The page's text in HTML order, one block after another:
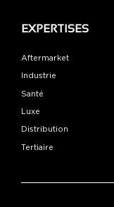
EXPERTISES
Aftermarket
Industrie
Santé
Luxe
Distribution
Tertiaire